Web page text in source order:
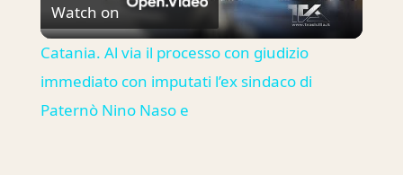
Video
Watch on
Catania. Al via il processo con giudizio
immediato con imputati l’ex sindaco di
Paternò Nino Naso e